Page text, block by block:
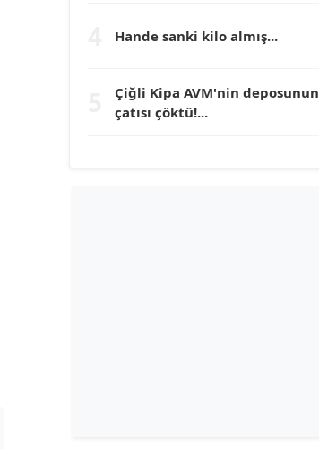
Köşe Yazarı
Hande sanki kilo almış...
Çiğli Kipa AVM'nin deposunun
çatısı çöktü!...